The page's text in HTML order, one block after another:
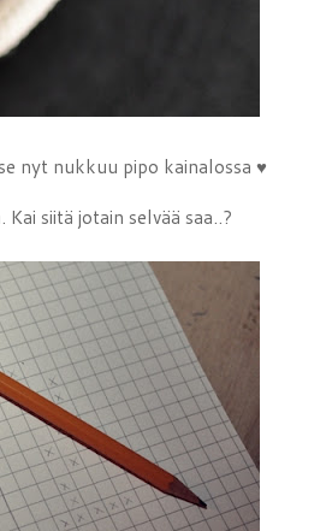
nyt nukkuu pipo kainalossa ♥
siitä jotain selvää saa..?